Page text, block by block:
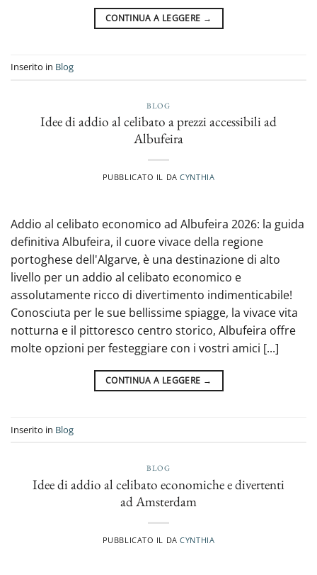
CONTINUA A LEGGERE →
Inserito in Blog
BLOG
Idee di addio al celibato a prezzi accessibili ad
Albufeira
PUBBLICATO IL DACYNTHIA
Addio al celibato economico ad Albufeira 2026: la guida
definitiva Albufeira, il cuore vivace della regione
portoghese dell'Algarve, è una destinazione di alto
livello per un addio al celibato economico e
assolutamente ricco di divertimento indimenticabile!
Conosciuta per le sue bellissime spiagge, la vivace vita
notturna e il pittoresco centro storico, Albufeira offre
molte opzioni per festeggiare con i vostri amici [...]
CONTINUA A LEGGERE →
Inserito in Blog
BLOG
Idee di addio al celibato economiche e divertenti
ad Amsterdam
PUBBLICATO IL DACYNTHIA